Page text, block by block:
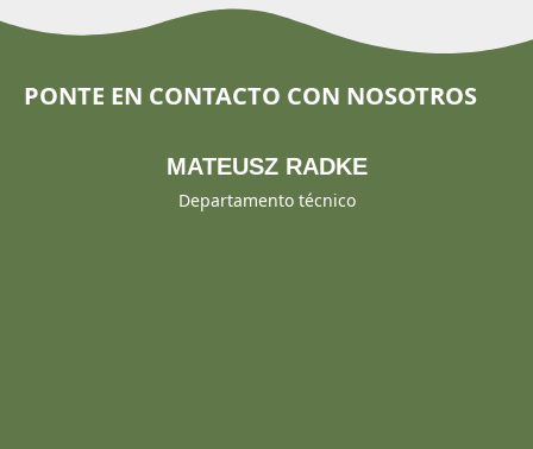
PONTE EN CONTACTO CON NOSOTROS
MATEUSZ RADKE
Departamento técnico